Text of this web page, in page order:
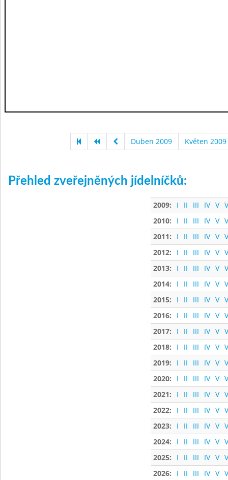
Duben 2009 Květen 2009
Přehled zveřejněných jídelníčků:
2009: I II III IV V
2010:
I II III IV V
2011:
I II III IV V
2012:
I II III IV V
2013:
I II III IV V
2014:
I II III IV V
2015:
I II III IV V
2016:
I II III IV V
2017:
I II III IV V
2018:
I II III IV V
2019:
I II III IV V
2020:
I II III IV V
2021:
I II III IV V
2022:
I II III IV V
2023:
I II III IV V
2024:
I II III IV V
2025:
I II III IV V
2026:
I II III IV V